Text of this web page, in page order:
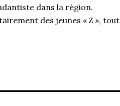
dans la région.
des jeunes « Z », tout